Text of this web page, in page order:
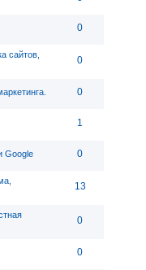
0
сайтов,
0
0
1
Google 0
13
0
0